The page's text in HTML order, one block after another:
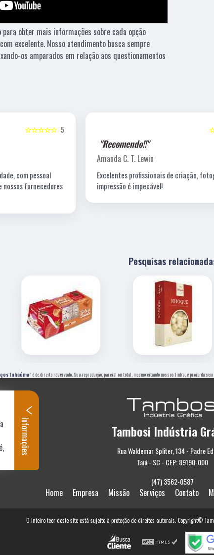
obter mais informações sobre cada opção
excelente. Nosso atendimento busca sempre
os amparados em relação aos questionamentos
5
☆☆☆☆☆
com pessoal
nossos fornecedores
"Recomendo!!"
Amanda C. T. Lewin
Excelentes profissionais de criação,
impressão é impecável!
Pesquisas
Inhaúma" é de direito reservado. Sua reprodução, parcial ou total, mesmo citando nossos links, é proibida
Tambosi Indústria
Rua Waldemar Spliter, 134 - Padre
Taió - SC - CEP: 89190-000
(47) 3562-0587
Home Empresa Missão Serviços Contato
O inteiro teor deste site está sujeito à proteção de direitos autorais. Copyright©
Informações